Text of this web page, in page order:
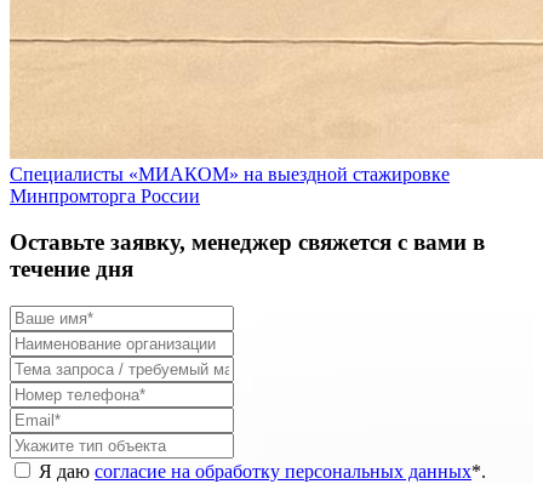
Специалисты «МИАКОМ» на выездной стажировке
Минпромторга России
Оставьте заявку, менеджер свяжется с вами в
течение дня
Я даю согласие на обработку персональных данных*.